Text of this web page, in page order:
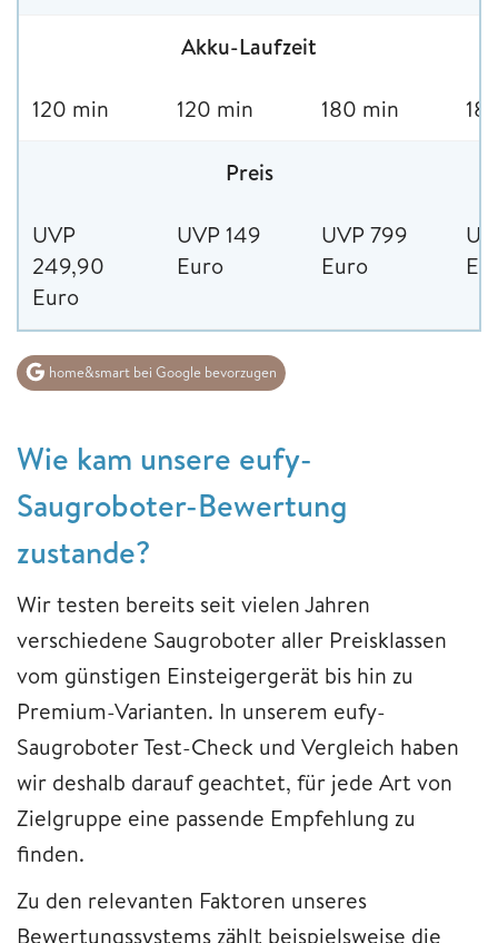
Akku-Laufzeit
120 min 120 min 180 min
Preis
UVP
249,90
Euro
UVP 149
Euro
UVP 799
Euro
home&smart bei Google bevorzugen
Wie kam unsere eufy-
Saugroboter-Bewertung
zustande?
Wir testen bereits seit vielen Jahren
verschiedene Saugroboter aller Preisklassen
vom günstigen Einsteigergerät bis hin zu
Premium-Varianten. In unserem eufy-
Saugroboter Test-Check und Vergleich haben
wir deshalb darauf geachtet, für jede Art von
Zielgruppe eine passende Empfehlung zu
finden.
Zu den relevanten Faktoren unseres
Bewertungssystems zählt beispielsweise die